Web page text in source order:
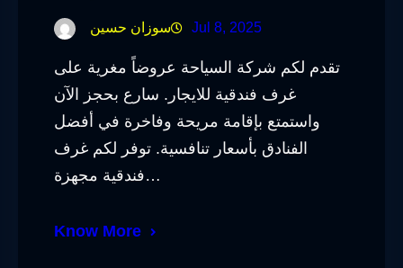
سوزان حسين Jul 8, 2025
تقدم لكم شركة السياحة عروضاً مغرية على
غرف فندقية للايجار. سارع بحجز الآن
واستمتع بإقامة مريحة وفاخرة في أفضل
الفنادق بأسعار تنافسية. توفر لكم غرف
فندقية مجهزة…
Know More